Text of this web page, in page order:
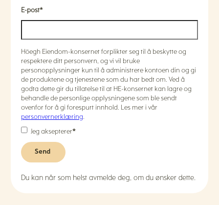
E-post*
Höegh Eiendom-konsernet forplikter seg til å beskytte og
respektere ditt personvern, og vi vil bruke
personopplysninger kun til å administrere kontoen din og gi
de produktene og tjenestene som du har bedt om. Ved å
godta dette gir du tillatelse til at HE-konsernet kan lagre og
behandle de personlige opplysningene som ble sendt
ovenfor for å gi forespurt innhold. Les mer i vår
personvernerklæring.
Jeg aksepterer*
Du kan når som helst avmelde deg, om du ønsker dette.